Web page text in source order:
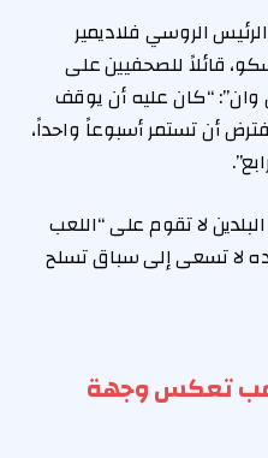
الروسي فلاديمير
قائلاً للصحفيين على
وان”: “كان عليه أن يوقف
أن تستمر أسبوعاً واحداً،
لا تقوم على “اللعب
لا تسعى إلى سباق تسلح
تعكس وجهة